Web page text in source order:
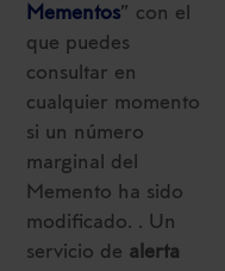
Mementos” con el
que puedes
consultar en
cualquier momento
si un número
marginal del
Memento ha sido
modificado. . Un
servicio de alerta